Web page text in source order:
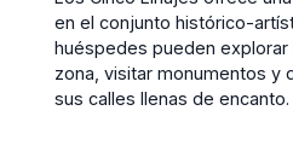
en el conjunto histórico-
huéspedes pueden explorar
zona, visitar monumentos y
sus calles llenas de encanto.